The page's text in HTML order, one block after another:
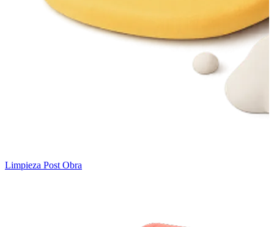
Limpieza Post Obra